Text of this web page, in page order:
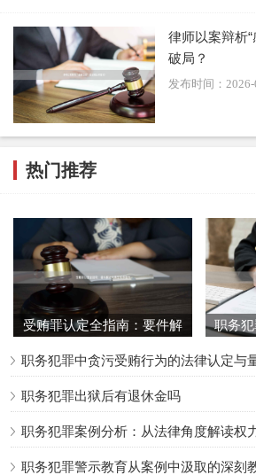
3. 因果关系阻断：提出证据证明请托
他因素（如市场规则、第三方帮助等
到决定性作用，或利益获取与职权运
系。
4. 主观故意存疑：证明被告人缺乏为
或对请托事项不知情，缺乏权钱交易的
共同犯罪或间接利益输送案件中，主观
方难点。
律师以案辩析
破局？
发布时间：
热门推荐
受贿罪认定全指南：要件解
职务
职务犯罪中贪污受贿行为的法律认定与
职务犯罪出狱后有退休金吗
职务犯罪案例分析：从法律角度解读权
职务犯罪警示教育从案例中汲取的深刻